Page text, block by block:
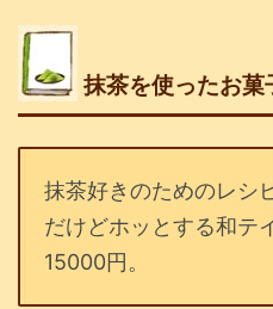
抹茶を使ったお菓
抹茶好きのためのレシ
だけどホッとする和テ
15000円。